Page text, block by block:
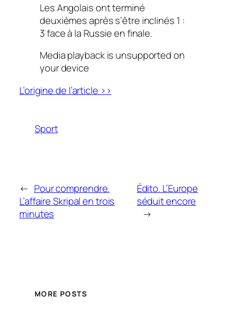
Les Angolais ont terminé
deuxièmes après s’être inclinés 1 :
3 face à la Russie en finale.
Media playback is unsupported on
your device
L’origine de l’article >>
Sport
← Pour comprendre.
L’affaire Skripal en trois
minutes
Édito. L’Europe
séduit encore
→
MORE POSTS